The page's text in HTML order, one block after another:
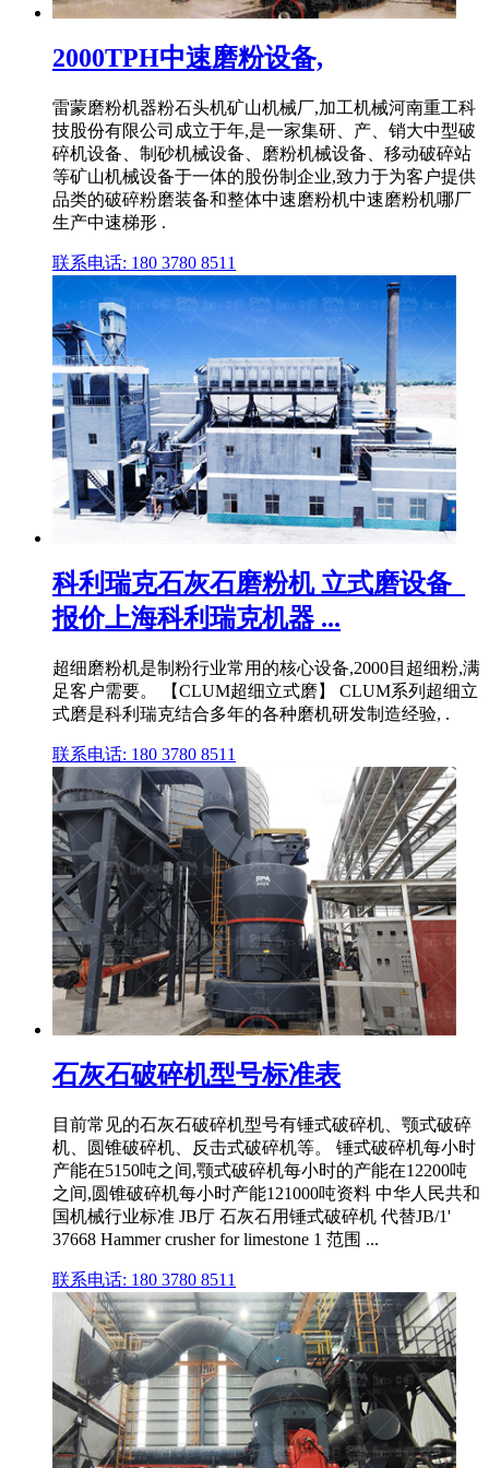
2000TPH中速磨粉设备,
雷蒙磨粉机器粉石头机矿山机械厂,加工机械河南重工科
技股份有限公司成立于年,是一家集研、产、销大中型破
碎机设备、制砂机械设备、磨粉机械设备、移动破碎站
等矿山机械设备于一体的股份制企业,致力于为客户提供
品类的破碎粉磨装备和整体中速磨粉机中速磨粉机哪厂
生产中速梯形 .
联系电话: 180 3780 8511
科利瑞克石灰石磨粉机 立式磨设备_
报价上海科利瑞克机器 ...
超细磨粉机是制粉行业常用的核心设备,2000目超细粉,满
足客户需要。 【CLUM超细立式磨】 CLUM系列超细立
式磨是科利瑞克结合多年的各种磨机研发制造经验, .
联系电话: 180 3780 8511
石灰石破碎机型号标准表
目前常见的石灰石破碎机型号有锤式破碎机、颚式破碎
机、圆锥破碎机、反击式破碎机等。 锤式破碎机每小时
产能在5150吨之间,颚式破碎机每小时的产能在12200吨
之间,圆锥破碎机每小时产能121000吨资料 中华人民共和
国机械行业标准 JB厅 石灰石用锤式破碎机 代替JB/1'
37668 Hammer crusher for limestone 1 范围 ...
联系电话: 180 3780 8511